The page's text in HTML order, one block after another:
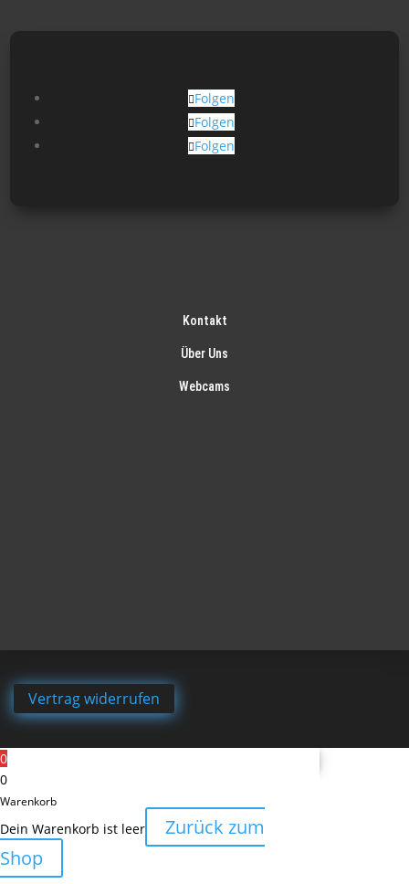
Folgen
Folgen
Folgen
Kontakt
Über Uns
Webcams
Vertrag widerrufen
0
0
Warenkorb
Dein Warenkorb ist leer
Zurück zum
Shop